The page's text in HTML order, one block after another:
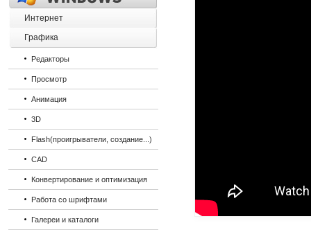
Интернет
Графика
Редакторы
Просмотр
Анимация
3D
Flash(проигрыватели, создание...)
CAD
Конвертирование и оптимизация
Работа со шрифтами
Галереи и каталоги